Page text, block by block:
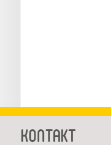
Kontakt